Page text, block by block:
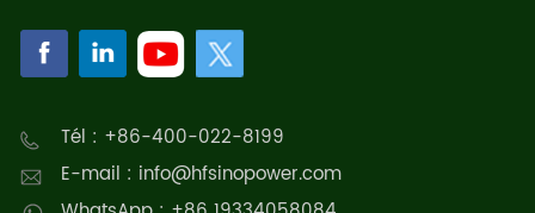
Tél : +86-400-022-8199
E-mail : info@hfsinopower.com